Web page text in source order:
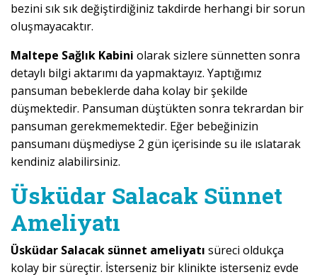
bezini sık sık değiştirdiğiniz takdirde herhangi bir sorun
oluşmayacaktır.
Maltepe Sağlık Kabini olarak sizlere sünnetten sonra
detaylı bilgi aktarımı da yapmaktayız. Yaptığımız
pansuman bebeklerde daha kolay bir şekilde
düşmektedir. Pansuman düştükten sonra tekrardan bir
pansuman gerekmemektedir. Eğer bebeğinizin
pansumanı düşmediyse 2 gün içerisinde su ile ıslatarak
kendiniz alabilirsiniz.
Üsküdar Salacak Sünnet
Ameliyatı
Üsküdar Salacak sünnet ameliyatı süreci oldukça
kolay bir süreçtir. İsterseniz bir klinikte isterseniz evde